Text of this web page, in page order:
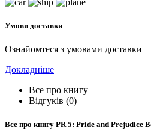
Умови доставки
Ознайомтеся з умовами доставки
Докладніше
Все про книгу
Відгуків (0)
Все про книгу PR 5: Pride and Prejudice